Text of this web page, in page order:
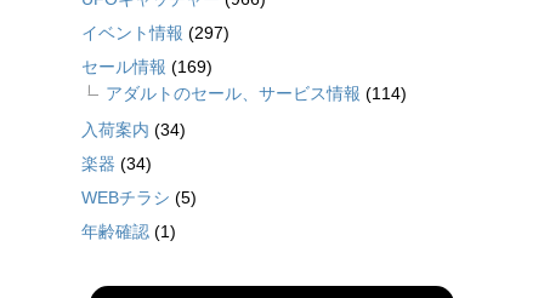
イベント情報 (297)
セール情報 (169)
アダルトのセール、サービス情報 (114)
入荷案内 (34)
楽器 (34)
WEBチラシ (5)
年齢確認 (1)